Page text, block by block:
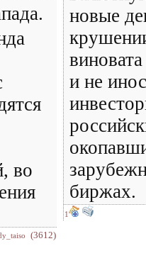
во
(3612)
новые
и не
биржах.
1